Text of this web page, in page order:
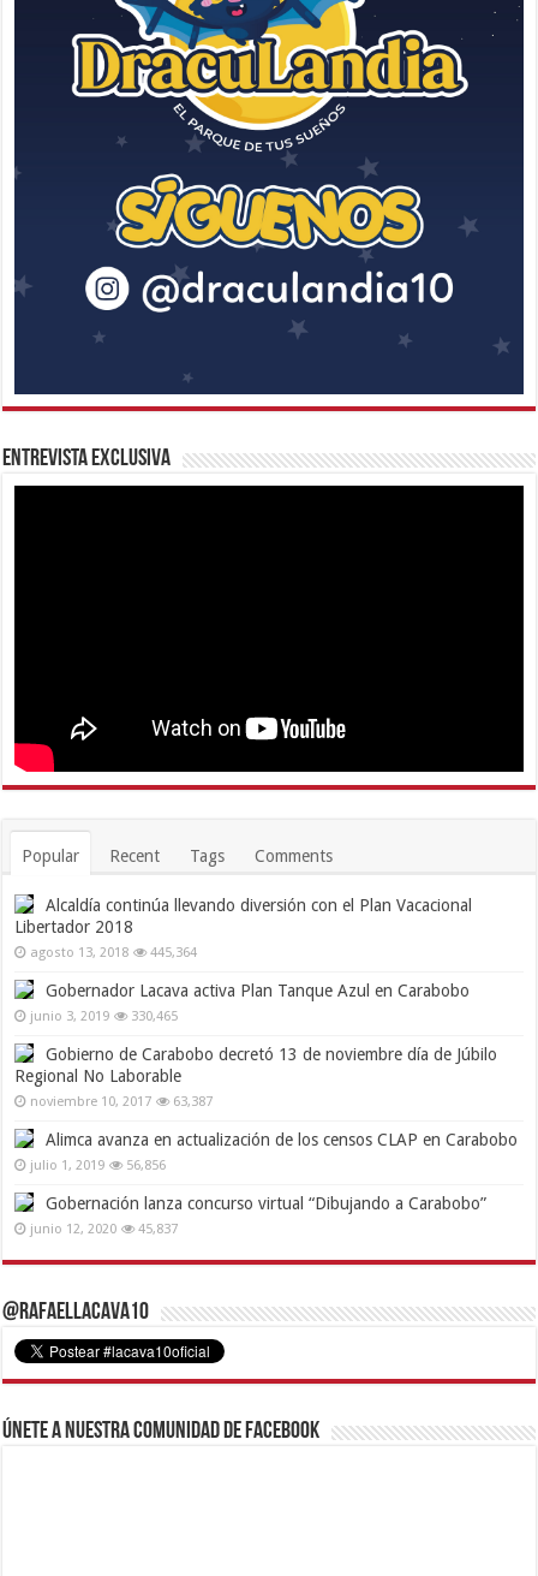
Entrevista Exclusiva
Popular Recent Tags Comments
Alcaldía continúa llevando diversión con el Plan Vacacional
Libertador 2018
agosto 13, 2018 445,364
Gobernador Lacava activa Plan Tanque Azul en Carabobo
junio 3, 2019 330,465
Gobierno de Carabobo decretó 13 de noviembre día de Júbilo
Regional No Laborable
noviembre 10, 2017 63,387
Alimca avanza en actualización de los censos CLAP en Carabobo
julio 1, 2019 56,856
Gobernación lanza concurso virtual “Dibujando a Carabobo”
junio 12, 2020 45,837
@RafaelLacava10
Únete a nuestra comunidad de Facebook